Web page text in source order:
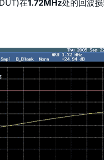
在1.72MHz处的回波